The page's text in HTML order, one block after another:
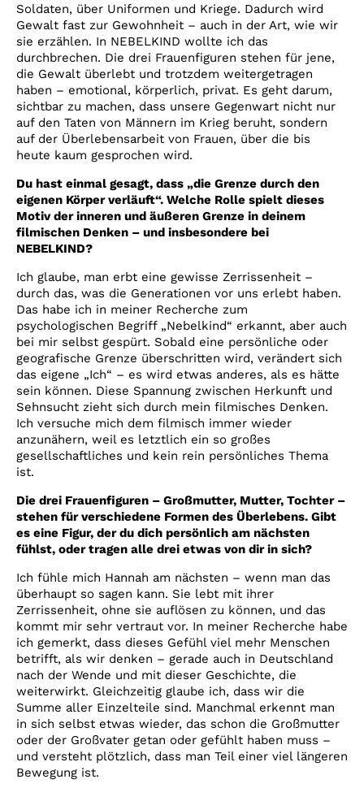
Soldaten, über Uniformen und Kriege. Dadurch wird
Gewalt fast zur Gewohnheit – auch in der Art, wie wir
sie erzählen. In NEBELKIND wollte ich das
durchbrechen. Die drei Frauenfiguren stehen für jene,
die Gewalt überlebt und trotzdem weitergetragen
haben – emotional, körperlich, privat. Es geht darum,
sichtbar zu machen, dass unsere Gegenwart nicht nur
auf den Taten von Männern im Krieg beruht, sondern
auf der Überlebensarbeit von Frauen, über die bis
heute kaum gesprochen wird.
Du hast einmal gesagt, dass „die Grenze durch den
eigenen Körper verläuft“. Welche Rolle spielt dieses
Motiv der inneren und äußeren Grenze in deinem
filmischen Denken – und insbesondere bei
NEBELKIND?
Ich glaube, man erbt eine gewisse Zerrissenheit –
durch das, was die Generationen vor uns erlebt haben.
Das habe ich in meiner Recherche zum
psychologischen Begriff „Nebelkind“ erkannt, aber auch
bei mir selbst gespürt. Sobald eine persönliche oder
geografische Grenze überschritten wird, verändert sich
das eigene „Ich“ – es wird etwas anderes, als es hätte
sein können. Diese Spannung zwischen Herkunft und
Sehnsucht zieht sich durch mein filmisches Denken.
Ich versuche mich dem filmisch immer wieder
anzunähern, weil es letztlich ein so großes
gesellschaftliches und kein rein persönliches Thema
ist.
Die drei Frauenfiguren – Großmutter, Mutter, Tochter –
stehen für verschiedene Formen des Überlebens. Gibt
es eine Figur, der du dich persönlich am nächsten
fühlst, oder tragen alle drei etwas von dir in sich?
Ich fühle mich Hannah am nächsten – wenn man das
überhaupt so sagen kann. Sie lebt mit ihrer
Zerrissenheit, ohne sie auflösen zu können, und das
kommt mir sehr vertraut vor. In meiner Recherche habe
ich gemerkt, dass dieses Gefühl viel mehr Menschen
betrifft, als wir denken – gerade auch in Deutschland
nach der Wende und mit dieser Geschichte, die
weiterwirkt. Gleichzeitig glaube ich, dass wir die
Summe aller Einzelteile sind. Manchmal erkennt man
in sich selbst etwas wieder, das schon die Großmutter
oder der Großvater getan oder gefühlt haben muss –
und versteht plötzlich, dass man Teil einer viel längeren
Bewegung ist.